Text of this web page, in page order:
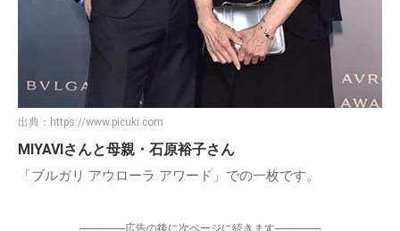
出典： https://www.picuki.com
MIYAVIさんと母親・石原裕子さん
「ブルガリ アウローラ アワード」での一枚です。